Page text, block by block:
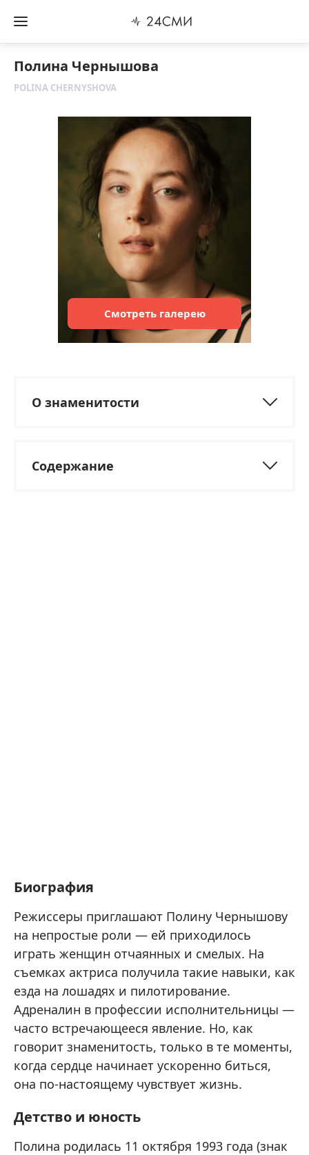
Полина Чернышова
POLINA CHERNYSHOVA
Смотреть галерею
О знаменитости
Содержание
Биография
Режиссеры приглашают Полину Чернышову
на непростые роли — ей приходилось
играть женщин отчаянных и смелых. На
съемках актриса получила такие навыки, как
езда на лошадях и пилотирование.
Адреналин в профессии исполнительницы —
часто встречающееся явление. Но, как
говорит знаменитость, только в те моменты,
когда сердце начинает ускоренно биться,
она по-настоящему чувствует жизнь.
Детство и юность
Полина родилась 11 октября 1993 года (знак